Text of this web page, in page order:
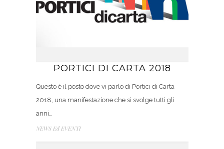
PORTICI DI CARTA 2018
Questo è il posto dove vi parlo di Portici di Carta
2018, una manifestazione che si svolge tutti gli
anni…
NEWS Ed EVENTI